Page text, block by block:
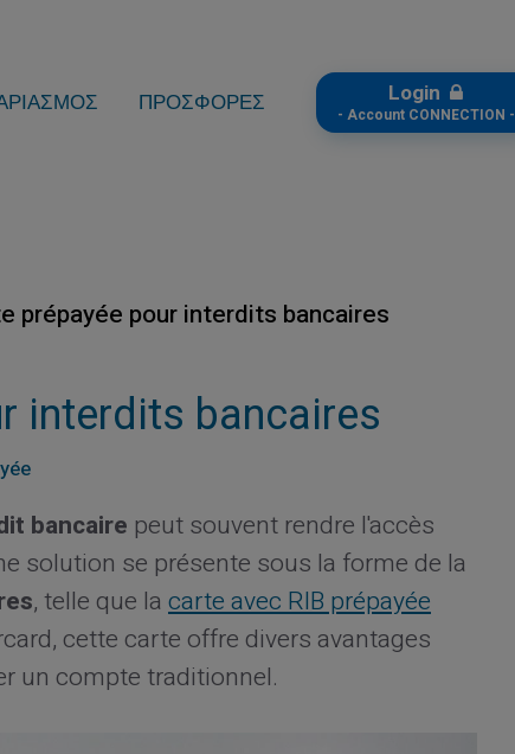
ΠΡΟΣΦΟΡΕΣ Login
- Account CONNECTION -
prépayée pour interdits bancaires
interdits bancaires
bancaire peut souvent rendre l'accès
solution se présente sous la forme de la
, telle que lacarte avec RIB prépayée
cette carte offre divers avantages
un compte traditionnel.